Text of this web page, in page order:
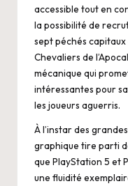
accessible tout en
la possibilité de
sept péchés
Chevaliers de
mécanique qui
intéressantes pour
les joueurs aguerris.
À l’instar des
graphique tire parti
que PlayStation 5 et
une fluidité